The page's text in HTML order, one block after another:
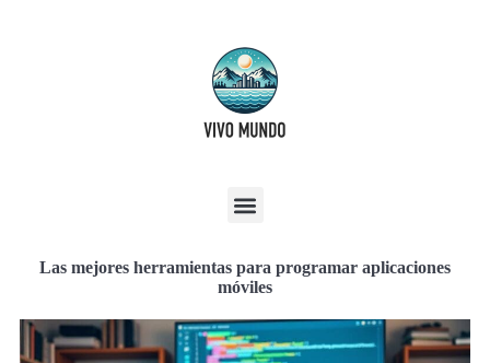
Las mejores herramientas para programar aplicaciones
móviles